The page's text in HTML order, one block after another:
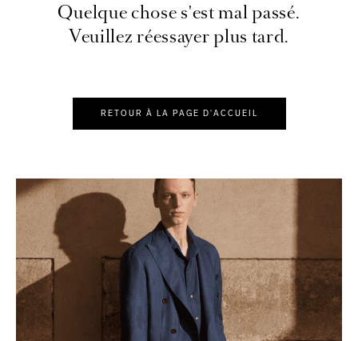
Quelque chose s'est mal passé.
Veuillez réessayer plus tard.
RETOUR À LA PAGE D'ACCUEIL